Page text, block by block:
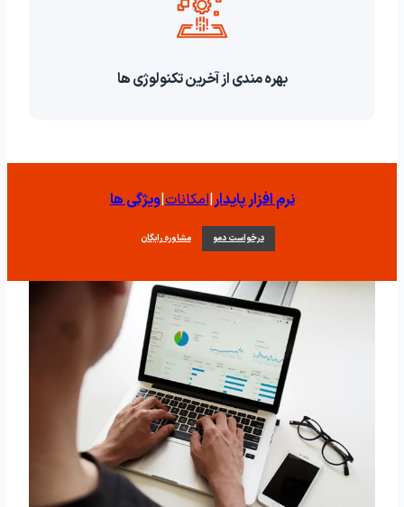
بهره مندی از آخرین تکنولوژی ها
نرم افزار پایدار|امکانات|ویژگی ها
درخواست دمو مشاوره رایگان